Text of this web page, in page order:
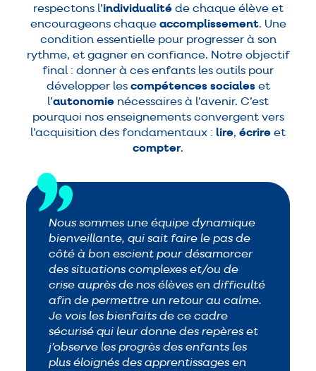
respectons l’individualitéde chaque élève et
encourageons chaque accomplissement. Une
condition essentielle pour progresser à son
rythme, et gagner en confiance. Notre objectif
final : donner à ces enfants les outils pour
développer les compétences socialeset
l’autonomie nécessaires à l’avenir. C’est
pourquoi nos enseignements convergent vers
l’acquisition des fondamentaux : lire, écrire et
compter.
Nous sommes une équipe dynamique
bienveillante, qui sait faire le pas de
côté à bon escient pour désamorcer
des situations complexes et/ou de
crise auprès de nos élèves en difficulté
afin de permettre un retour au calme.
Je vois les bienfaits de ce cadre
sécurisé qui leur donne des repères et
j’observe les progrès des enfants les
plus éloignés des apprentissages en